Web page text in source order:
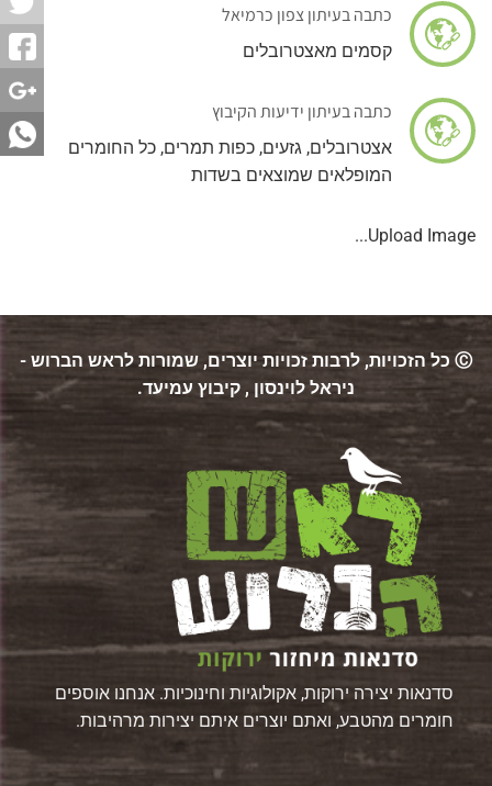
כתבה בעיתון צפון כרמיאל
קסמים מאצטרובלים
כתבה בעיתון ידיעות הקיבוץ
אצטרובלים, גזעים, כפות תמרים, כל החומרים
המופלאים שמוצאים בשדות
Upload Image...
Ⓒ כל הזכויות, לרבות זכויות יוצרים, שמורות לראש הברוש -
ניראל לוינסון , קיבוץ עמיעד.
סדנאות יצירה ירוקות, אקולוגיות וחינוכיות. אנחנו אוספים
חומרים מהטבע, ואתם יוצרים איתם יצירות מרהיבות.